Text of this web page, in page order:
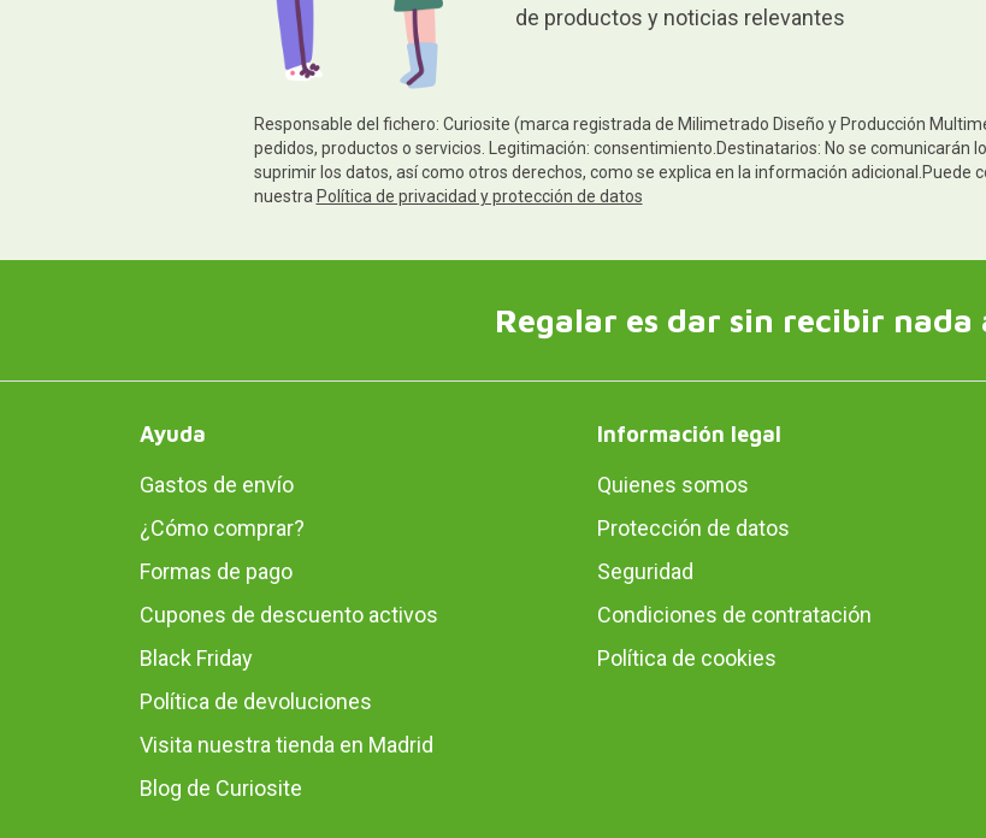
de productos y noticias relevantes
Responsable del fichero: Curiosite (marca registrada de Milimetrado Diseño y Producción
pedidos, productos o servicios. Legitimación: consentimiento.Destinatarios: No se comunicarán
suprimir los datos, así como otros derechos, como se explica en la información adicional.Puede
nuestra Política de privacidad y protección de datos
Regalar es dar sin recibir nada
Ayuda
Gastos de envío
¿Cómo comprar?
Formas de pago
Cupones de descuento activos
Black Friday
Política de devoluciones
Visita nuestra tienda en Madrid
Blog de Curiosite
Información legal
Quienes somos
Protección de datos
Seguridad
Condiciones de contratación
Política de cookies